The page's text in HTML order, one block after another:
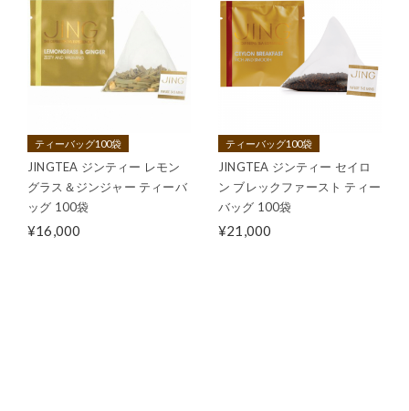
ティーバッグ100袋
JINGTEA ジンティー レモン
グラス＆ジンジャー ティーバ
ッグ 100袋
¥16,000
ティーバッグ100袋
JINGTEA ジンティー セイロ
ン ブレックファースト ティー
バッグ 100袋
¥21,000